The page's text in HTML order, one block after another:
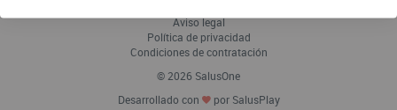
Aviso legal
Política de privacidad
Condiciones de contratación
© 2026 SalusOne
Desarrollado con
por SalusPlay